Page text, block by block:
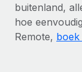
buitenland,
hoe
Remote, boek